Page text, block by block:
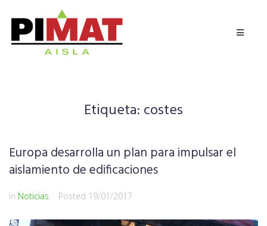
Etiqueta: costes
Europa desarrolla un plan para impulsar el
aislamiento de edificaciones
In Noticias Posted 19/01/2017